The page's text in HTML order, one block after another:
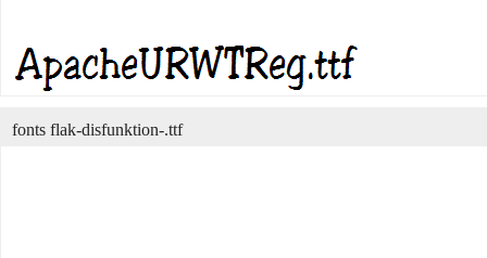
fonts flak-disfunktion-.ttf